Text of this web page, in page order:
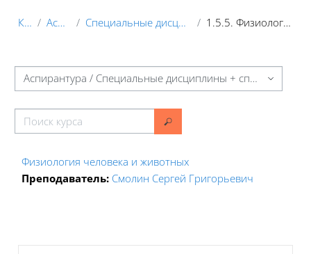
Курсы Аспирантура Специальные дисциплины + спец.факультативы 1.5.5. Физиология человека и животных
Категории курсов
Поиск курса
Поиск курса
Физиология человека и животных
Преподаватель: Смолин Сергей Григорьевич